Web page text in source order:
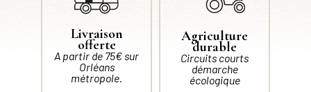
Livraison
offerte
A partir de 75€ sur
Orléans
métropole.
Agriculture
durable
Circuits courts
démarche
écologique